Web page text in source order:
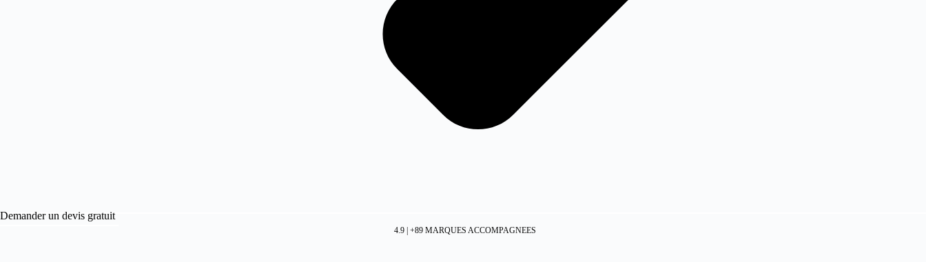
Demander un devis gratuit
4.9 | +89 MARQUES ACCOMPAGNEES